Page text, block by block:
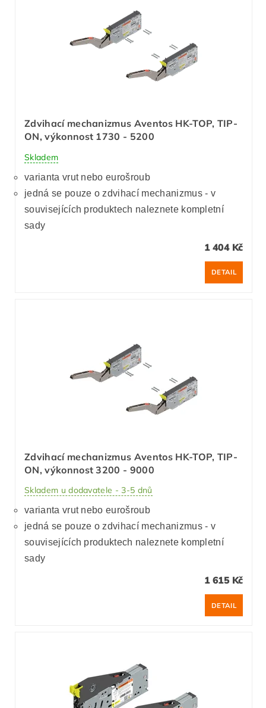
Zdvihací mechanizmus Aventos HK-TOP, TIP-
ON, výkonnost 1730 - 5200
Skladem
varianta vrut nebo eurošroub
jedná se pouze o zdvihací mechanizmus - v
souvisejících produktech naleznete kompletní
sady
1 404 Kč
DETAIL
Zdvihací mechanizmus Aventos HK-TOP, TIP-
ON, výkonnost 3200 - 9000
Skladem u dodavatele - 3-5 dnů
varianta vrut nebo eurošroub
jedná se pouze o zdvihací mechanizmus - v
souvisejících produktech naleznete kompletní
sady
1 615 Kč
DETAIL